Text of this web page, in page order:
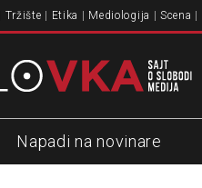
Tržište Etika Mediologija Scena
Napadi na novinare